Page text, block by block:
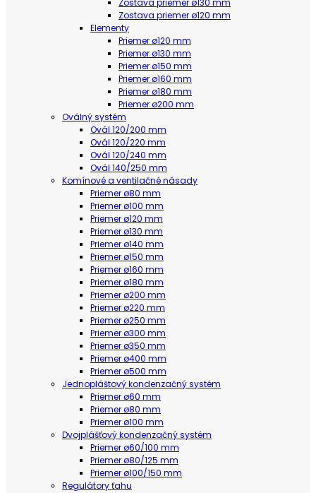
Zostava priemer ø130 mm
Zostava priemer ø120 mm
Elementy
Priemer ø120 mm
Priemer ø130 mm
Priemer ø150 mm
Priemer ø160 mm
Priemer ø180 mm
Priemer ø200 mm
Oválný systém
Ovál 120/200 mm
Ovál 120/220 mm
Ovál 120/240 mm
Ovál 140/250 mm
Komínové a ventilačné násady
Priemer ø80 mm
Priemer ø100 mm
Priemer ø120 mm
Priemer ø130 mm
Priemer ø140 mm
Priemer ø150 mm
Priemer ø160 mm
Priemer ø180 mm
Priemer ø200 mm
Priemer ø220 mm
Priemer ø250 mm
Priemer ø300 mm
Priemer ø350 mm
Priemer ø400 mm
Priemer ø500 mm
Jednopláštový kondenzačný systém
Priemer ø60 mm
Priemer ø80 mm
Priemer ø100 mm
Dvojplášťový kondenzačný systém
Priemer ø60/100 mm
Priemer ø80/125 mm
Priemer ø100/150 mm
Regulátory ťahu